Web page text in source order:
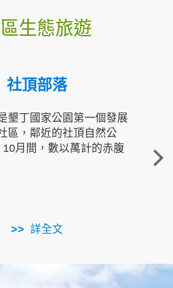
生態旅遊
社頂部落
墾丁國家公園第一個發展
區，鄰近的社頂自然公
10月間，數以萬計的赤腹
詳全文
重
走進